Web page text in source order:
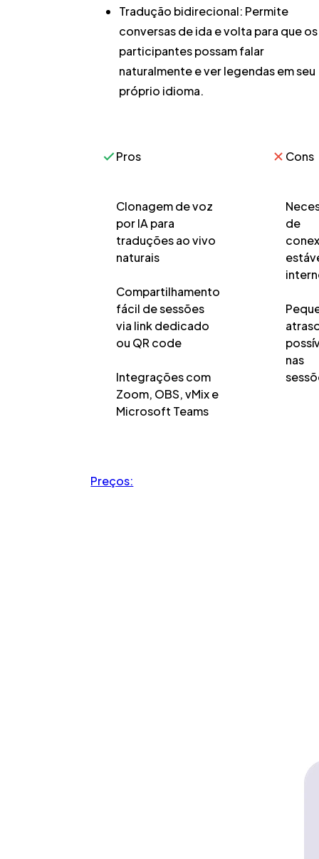
Tradução bidirecional: Permite
conversas de ida e volta para que os
participantes possam falar
naturalmente e ver legendas em seu
próprio idioma.
Pros
Clonagem de voz
por IA para
traduções ao vivo
naturais
Compartilhamento
fácil de sessões
via link dedicado
ou QR code
Integrações com
Zoom, OBS, vMix e
Microsoft Teams
Cons
de
nas
Preços: